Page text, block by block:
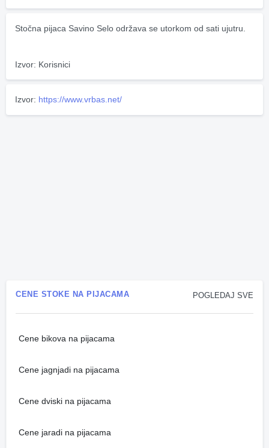
Stočna pijaca Savino Selo održava se utorkom od sati ujutru.
Izvor: Korisnici
Izvor: https://www.vrbas.net/
POGLEDAJ SVE
CENE STOKE NA PIJACAMA
Cene bikova na pijacama
Cene jagnjadi na pijacama
Cene dviski na pijacama
Cene jaradi na pijacama